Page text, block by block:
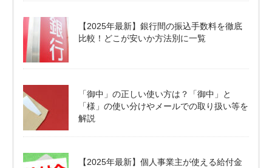
【2025年最新】銀行間の振込手数料を徹底
比較！どこが安いか方法別に一覧
「御中」の正しい使い方は？「御中」と
「様」の使い分けやメールでの取り扱い等を
解説
【2025年最新】個人事業主が使える給付金